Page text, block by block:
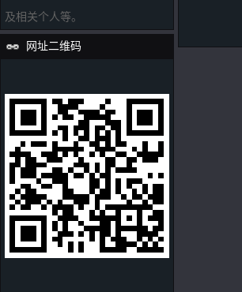
及相关个人等。
网址二维码